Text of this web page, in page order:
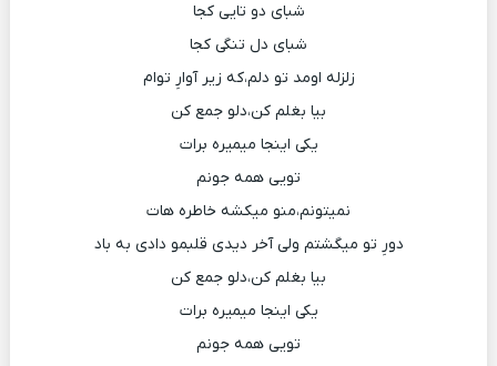
شبای دو تایی کجا
شبای دل تنگی کجا
زلزله اومد تو دلم،که زیر آوارِ توام
بیا بغلم کن،دلو جمع کن
یکی اینجا میمیره برات
تویی همه جونم
نمیتونم،منو میکشه خاطره هات
دورِ تو میگشتم ولی آخر دیدی قلبمو دادی به باد
بیا بغلم کن،دلو جمع کن
یکی اینجا میمیره برات
تویی همه جونم